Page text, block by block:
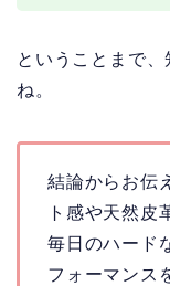
ということまで
ね。
結論からお伝
ト感や天然皮
毎日のハード
フォーマンス